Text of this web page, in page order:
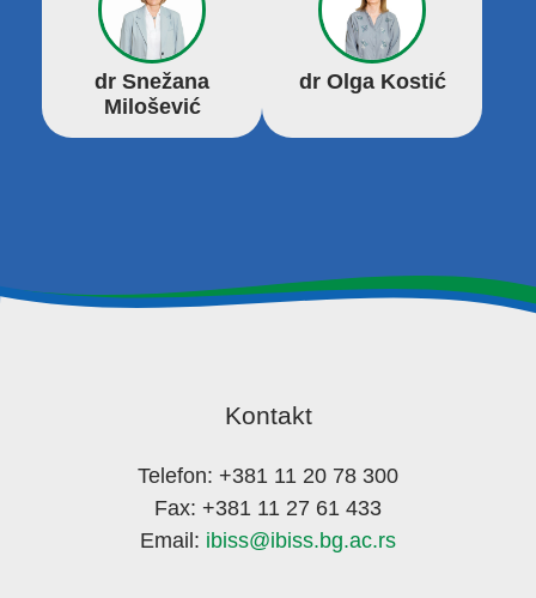
dr Snežana
Milošević
dr Olga Kostić
Kontakt
Telefon: +381 11 20 78 300
Fax: +381 11 27 61 433
Email: ibiss@ibiss.bg.ac.rs